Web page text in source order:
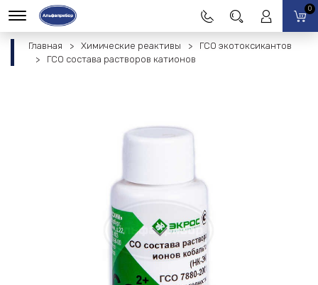
0
Главная Химические реактивы
ГСО экотоксикантов
ГСО состава растворов катионов